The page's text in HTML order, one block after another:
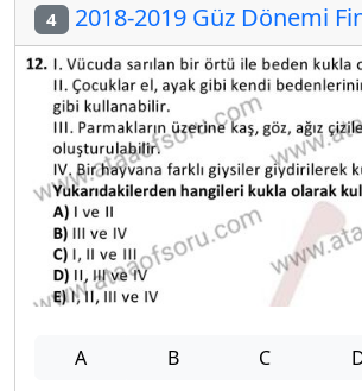
4 2018-2019 Güz Dönemi
A B C